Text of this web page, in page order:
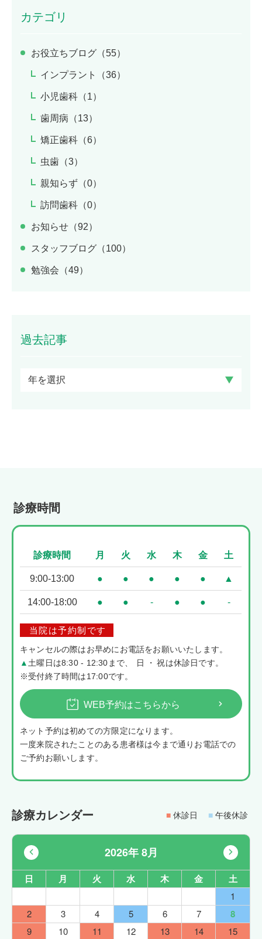
カテゴリ
お役立ちブログ（55）
インプラント（36）
小児歯科（1）
歯周病（13）
矯正歯科（6）
虫歯（3）
親知らず（0）
訪問歯科（0）
お知らせ（92）
スタッフブログ（100）
勉強会（49）
過去記事
診療時間
診療時間 月 火 水 木 金 土
9:00-13:00 ● ● ● ● ● ▲
14:00-18:00 ● ● - ● ● -
当院は予約制です
キャンセルの際はお早めにお電話をお願いいたします。
▲ 土曜日は8:30 - 12:30まで 日・祝は休診日です。
※受付終了時間は17:00です。
WEB予約はこちらから
ネット予約は初めての方限定になります。
一度来院されたことのある患者様は今まで通りお電話での
ご予約お願いします。
診療カレンダー ■ 休診日 ■ 午後休診
2026年 8月
日 月 火 水 木 金 土
1
2
3 4 5 6 7 8
9 10 11 12 13 14
15